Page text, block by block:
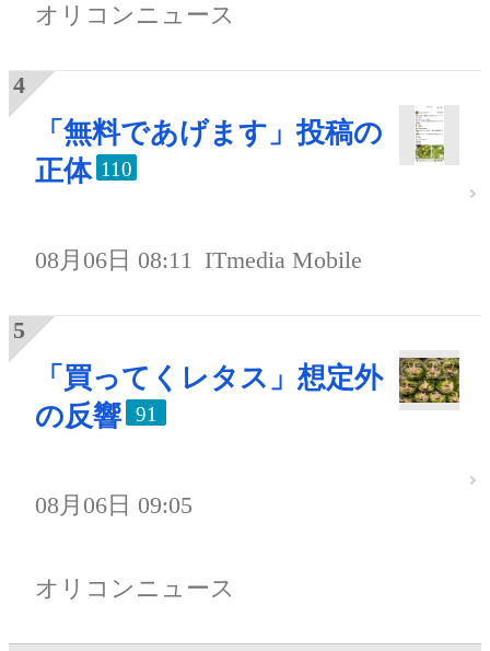
オリコンニュース
「無料であげます」投稿の
正体 110
08月06日 08:11 ITmedia Mobile
「買ってくレタス」想定外
の反響
91
08月06日 09:05
オリコンニュース